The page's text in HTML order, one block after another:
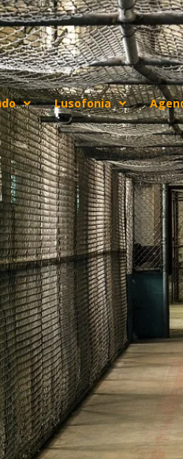
Lusofonia